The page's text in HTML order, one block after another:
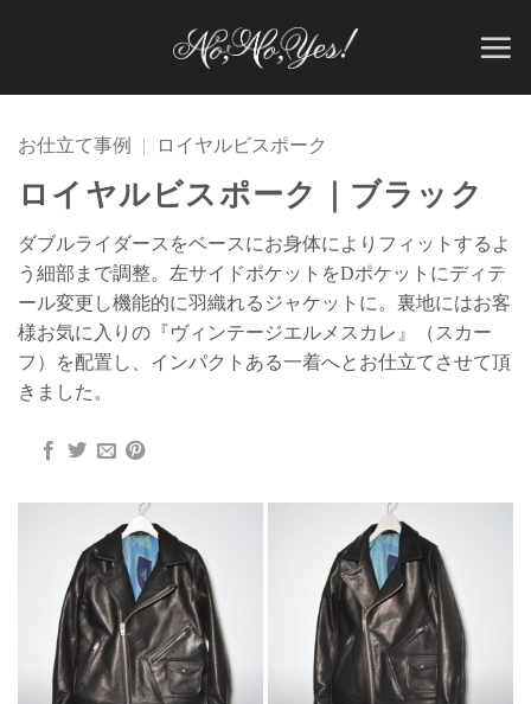
お仕立て事例 | ロイヤルビスポーク
ロイヤルビスポーク｜ブラック
ダブルライダースをベースにお身体によりフィットするよ
う細部まで調整。左サイドポケットをDポケットにディテ
ール変更し機能的に羽織れるジャケットに。裏地にはお客
様お気に入りの『ヴィンテージエルメスカレ』（スカー
フ）を配置し、インパクトある一着へとお仕立てさせて頂
きました。